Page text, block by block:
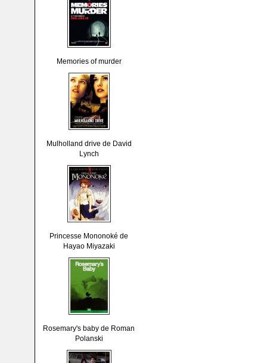
Memories of murder
Mulholland drive de David
Lynch
Princesse Mononoké de
Hayao Miyazaki
Rosemary's baby de Roman
Polanski